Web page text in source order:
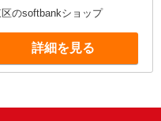
。○。・゜+゜ 入社祝い金10
+゜・。○。・゜+゜
のsoftbankショップ
詳細を見る